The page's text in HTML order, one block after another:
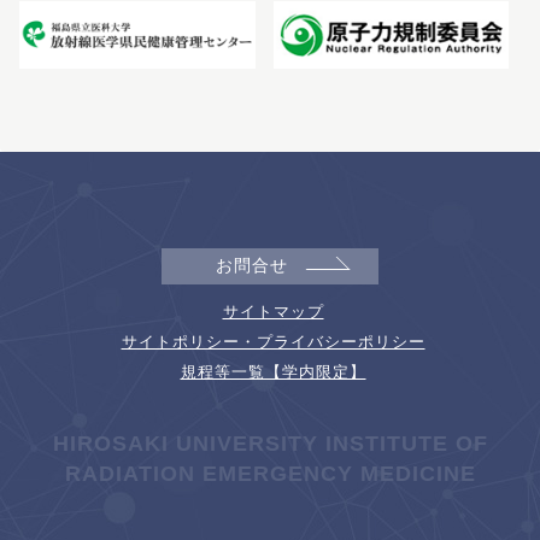
お問合せ
サイトマップ
サイトポリシー・プライバシーポリシー
規程等一覧【学内限定】
HIROSAKI UNIVERSITY INSTITUTE OF
RADIATION EMERGENCY MEDICINE